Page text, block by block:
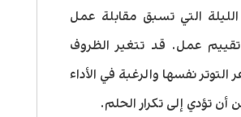
التي تسبق مقابلة عمل
عمل. قد تتغير الظروف
نفسها والرغبة في الأداء
أن تؤدي إلى تكرار الحلم.